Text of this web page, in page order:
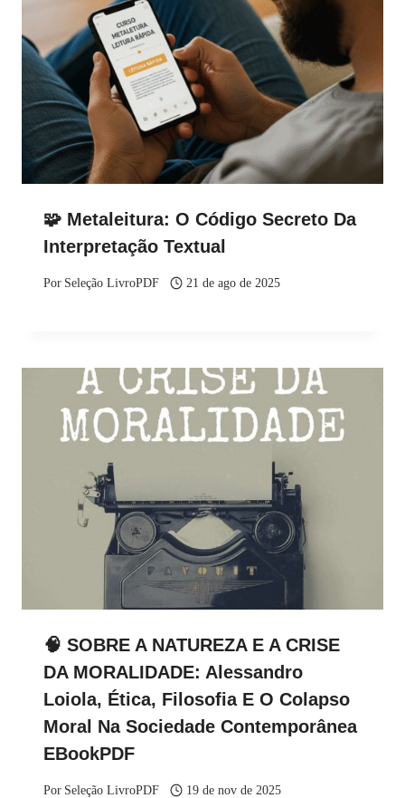
🧩 Metaleitura: O Código Secreto Da
Interpretação Textual
Por Seleção LivroPDF 21 de ago de 2025
🧠 SOBRE A NATUREZA E A CRISE
DA MORALIDADE: Alessandro
Loiola, Ética, Filosofia E O Colapso
Moral Na Sociedade Contemporânea
EBookPDF
Por Seleção LivroPDF 19 de nov de 2025